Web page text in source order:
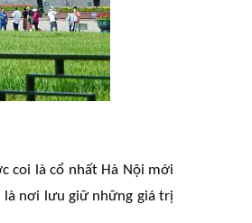
coi là cổ nhất Hà Nội mới
là nơi lưu giữ những giá trị